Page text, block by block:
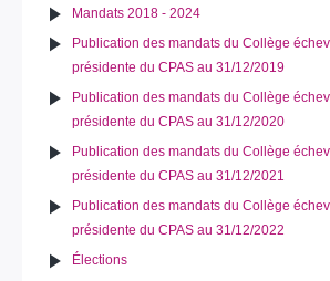
Mandats 2018 - 2024
Publication des mandats du Collège
présidente du CPAS au 31/12/2019
Publication des mandats du Collège
présidente du CPAS au 31/12/2020
Publication des mandats du Collège
présidente du CPAS au 31/12/2021
Publication des mandats du Collège
présidente du CPAS au 31/12/2022
Élections